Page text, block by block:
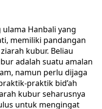
Hanbali yang
memiliki pandangan
kubur. Beliau
adalah suatu amalan
namun perlu dijaga
praktik bid’ah
kubur seharusnya
untuk mengingat